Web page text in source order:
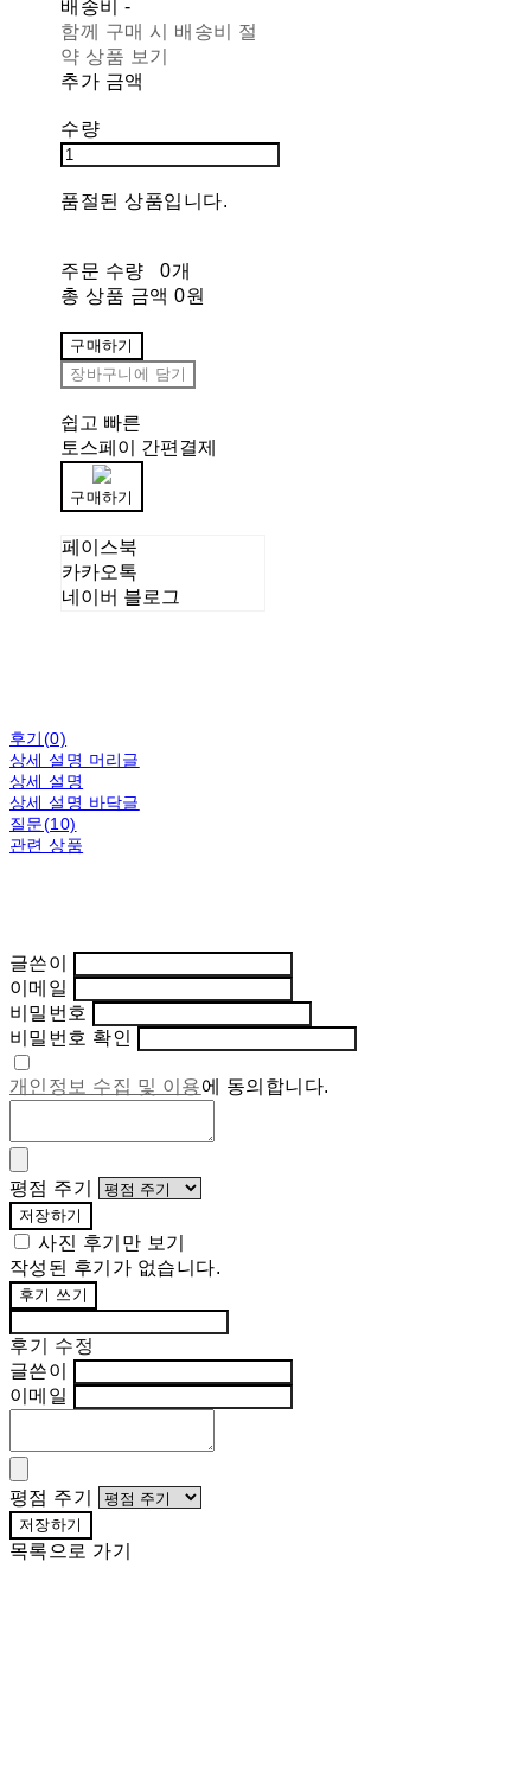
배송비-
함께 구매 시 배송비 절
약 상품 보기
추가 금액
수량
품절된 상품입니다.
주문 수량
0개
총 상품 금액 0원
구매하기
장바구니에 담기
쉽고 빠른
토스페이 간편결제
구매하기
페이스북
카카오톡
네이버 블로그
후기(0)
상세 설명 머리글
상세 설명
상세 설명 바닥글
질문(10)
관련 상품
글쓴이
이메일
비밀번호
비밀번호 확인
개인정보 수집 및 이용에 동의합니다.
평점 주기
저장하기
사진 후기만 보기
작성된 후기가 없습니다.
후기 쓰기
후기 수정
글쓴이
이메일
평점 주기
저장하기
목록으로 가기